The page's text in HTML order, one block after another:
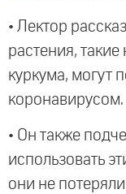
• Лектор
растения,
куркума, могут
коронавирусом.
• Он также
использовать
они не